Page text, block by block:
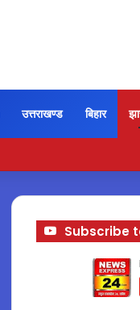
उत्तराखण्ड बिहार
Subscribe